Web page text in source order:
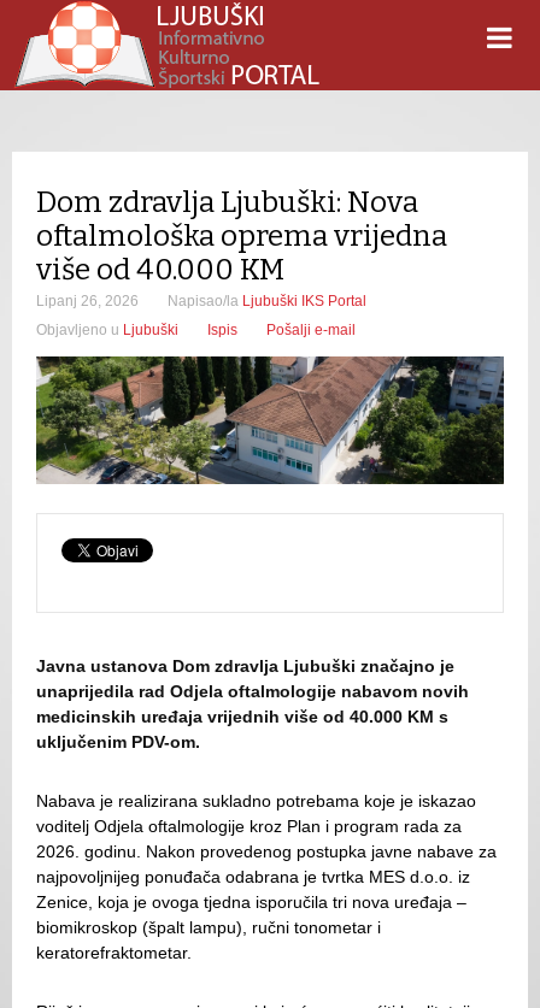
Dom zdravlja Ljubuški: Nova
oftalmološka oprema vrijedna
više od 40.000 KM
Lipanj 26, 2026 Napisao/la Ljubuški IKS Portal
Objavljeno u Ljubuški Ispis Pošalji e-mail
Javna ustanova Dom zdravlja Ljubuški značajno je
unaprijedila rad Odjela oftalmologije nabavom novih
medicinskih uređaja vrijednih više od 40.000 KM s
uključenim PDV-om.
Nabava je realizirana sukladno potrebama koje je iskazao
voditelj Odjela oftalmologije kroz Plan i program rada za
2026. godinu. Nakon provedenog postupka javne nabave za
najpovoljnijeg ponuđača odabrana je tvrtka MES d.o.o. iz
Zenice, koja je ovoga tjedna isporučila tri nova uređaja –
biomikroskop (špalt lampu), ručni tonometar i
keratorefraktometar.